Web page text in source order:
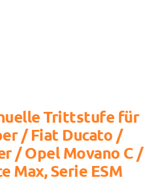
Trittstufe für
/ Fiat Ducato /
/ Opel Movano C /
Max, Serie ESM